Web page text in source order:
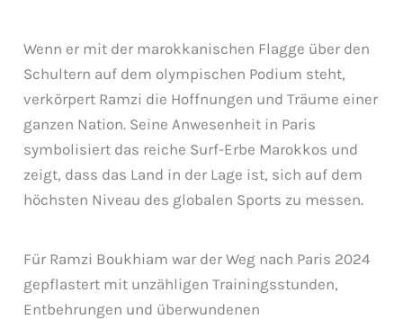
Wenn er mit der marokkanischen Flagge über den
Schultern auf dem olympischen Podium steht,
verkörpert Ramzi die Hoffnungen und Träume einer
ganzen Nation. Seine Anwesenheit in Paris
symbolisiert das reiche Surf-Erbe Marokkos und
zeigt, dass das Land in der Lage ist, sich auf dem
höchsten Niveau des globalen Sports zu messen.
Für Ramzi Boukhiam war der Weg nach Paris 2024
gepflastert mit unzähligen Trainingsstunden,
Entbehrungen und überwundenen